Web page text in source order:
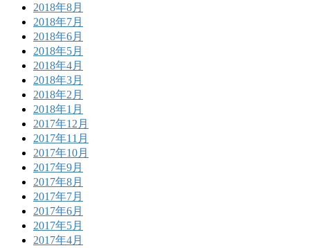
2018年8月
2018年7月
2018年6月
2018年5月
2018年4月
2018年3月
2018年2月
2018年1月
2017年12月
2017年11月
2017年10月
2017年9月
2017年8月
2017年7月
2017年6月
2017年5月
2017年4月